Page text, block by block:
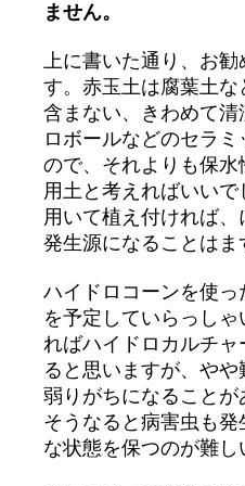
ません。
上に書いた通り、お
す。赤玉土は腐葉土
含まない、きわめて
ロボールなどのセラ
ので、それよりも保
用土と考えればいい
用いて植え付ければ
発生源になることはま
ハイドロコーンを使
を予定していらっし
ればハイドロカルチ
ると思いますが、や
弱りがちになることが
そうなると病害虫も
な状態を保つのが難し